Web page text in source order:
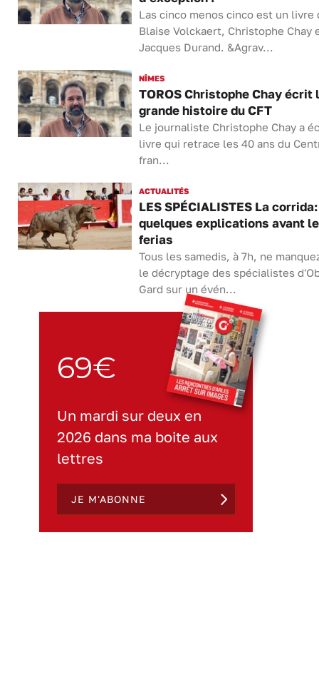
Las cinco menos cinco est un livre
Blaise Volckaert, Christophe Chay
Jacques Durand. &Agrav...
NÎMES
TOROS Christophe Chay écrit
grande histoire du CFT
Le journaliste Christophe Chay a
livre qui retrace les 40 ans du
fran...
ACTUALITÉS
LES SPÉCIALISTES La corrida:
quelques explications avant
ferias
Tous les samedis, à 7h, ne
le décryptage des spécialistes
Gard sur un évén...
69€
Un mardi sur deux en
2026 dans ma boite aux
lettres
JE M'ABONNE